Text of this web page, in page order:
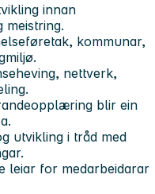
innan
meistring.
kommunar,
nettverk,
blir ein
utvikling i tråd med
leiar for medarbeidarar